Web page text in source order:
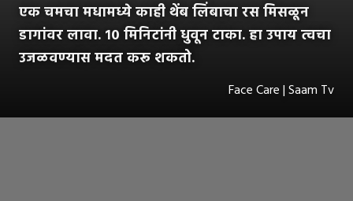
एक चमचा मधामध्ये काही थेंब लिंबाचा रस मिसळून
डागांवर लावा. १० मिनिटांनी धुवून टाका. हा उपाय त्वचा
उजळवण्यास मदत करू शकतो.
Face Care | Saam Tv